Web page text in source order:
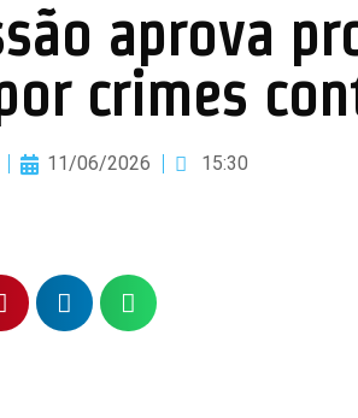
aprova
crimes
11/06/2026 15:30